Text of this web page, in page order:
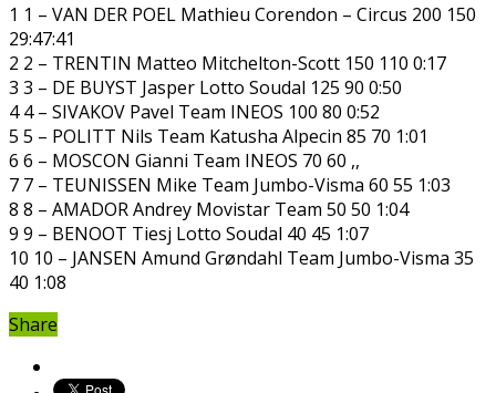
1 1 – VAN DER POEL Mathieu Corendon – Circus 200 150
29:47:41
2 2 – TRENTIN Matteo Mitchelton-Scott 150 110 0:17
3 3 – DE BUYST Jasper Lotto Soudal 125 90 0:50
4 4 – SIVAKOV Pavel Team INEOS 100 80 0:52
5 5 – POLITT Nils Team Katusha Alpecin 85 70 1:01
6 6 – MOSCON Gianni Team INEOS 70 60 ,,
7 7 – TEUNISSEN Mike Team Jumbo-Visma 60 55 1:03
8 8 – AMADOR Andrey Movistar Team 50 50 1:04
9 9 – BENOOT Tiesj Lotto Soudal 40 45 1:07
10 10 – JANSEN Amund Grøndahl Team Jumbo-Visma 35
40 1:08
Share